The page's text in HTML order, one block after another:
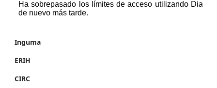
Inguma
ERIH
CIRC